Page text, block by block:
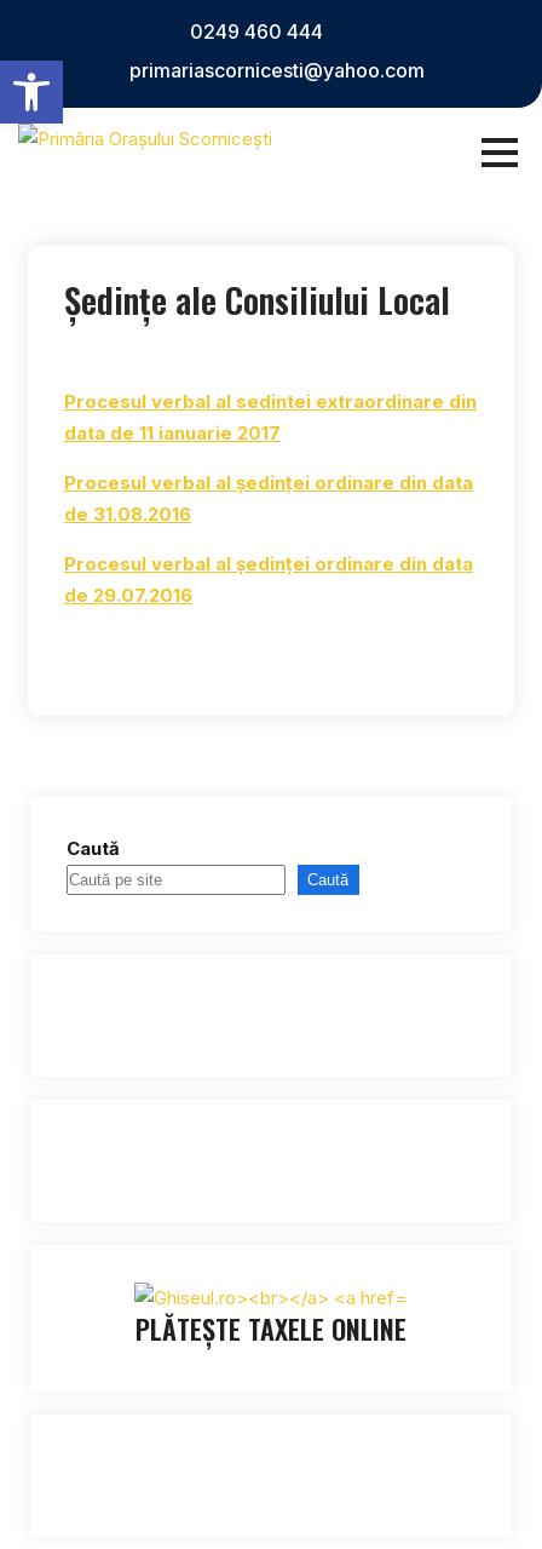
content
0249 460 444
primariascornicesti@yahoo.com
Ședințe ale Consiliului Local
Procesul verbal al sedintei extraordinare din
data de 11 ianuarie 2017
Procesul verbal al ședinței ordinare din data
de 31.08.2016
Procesul verbal al ședinței ordinare din data
de 29.07.2016
Caută
Caută
PLĂTEȘTE TAXELE ONLINE
Deschide bara de unelte